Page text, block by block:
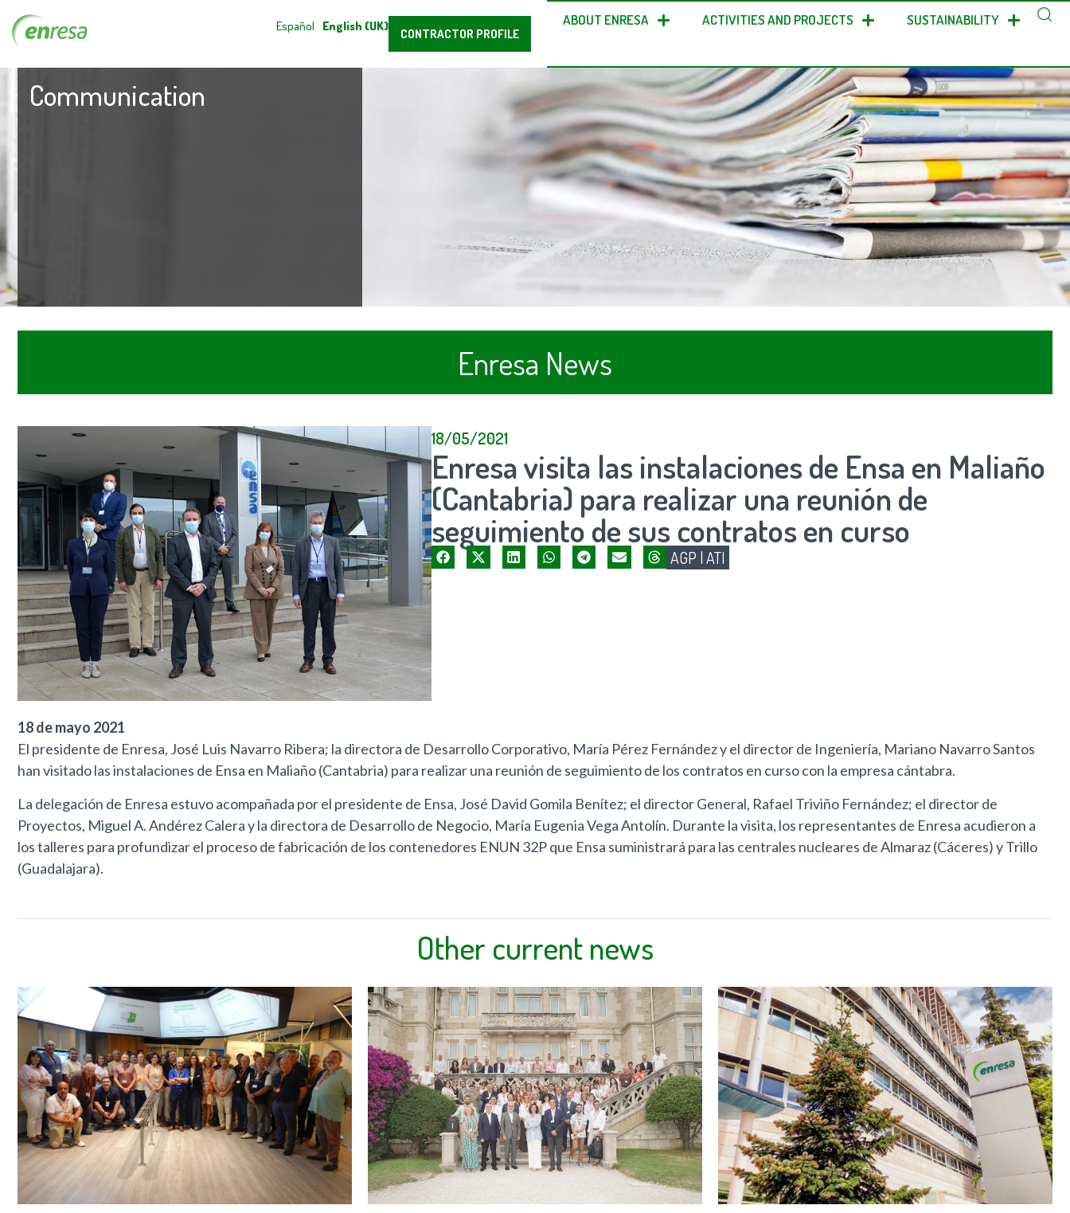
CONTRACTOR PROFILE
Español English (UK) ABOUT ENRESA ACTIVITIES AND PROJECTS SUSTAINABILITY
Communication
Enresa News
18/05/2021
Enresa visita las instalaciones de Ensa en Maliaño
(Cantabria) para realizar una reunión de
seguimiento de sus contratos en curso
AGP |ATI
18 de mayo 2021
El presidente de Enresa, José Luis Navarro Ribera; la directora de Desarrollo Corporativo, María Pérez Fernández y el director de Ingeniería, Mariano Navarro Santos
han visitado las instalaciones de Ensa en Maliaño (Cantabria) para realizar una reunión de seguimiento de los contratos en curso con la empresa cántabra.
La delegación de Enresa estuvo acompañada por el presidente de Ensa, José David Gomila Benítez; el director General, Rafael Triviño Fernández; el director de
Proyectos, Miguel A. Andérez Calera y la directora de Desarrollo de Negocio, María Eugenia Vega Antolín. Durante la visita, los representantes de Enresa acudieron a
los talleres para profundizar el proceso de fabricación de los contenedores ENUN 32P que Ensa suministrará para las centrales nucleares de Almaraz (Cáceres) y Trillo
(Guadalajara).
Other current news